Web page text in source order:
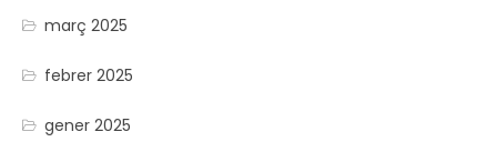
març 2025
febrer 2025
gener 2025